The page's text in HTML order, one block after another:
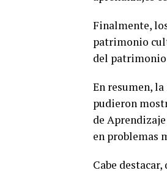
Finalmente,
patrimonio
del
En resumen,
pudieron
de
en problemas
Cabe